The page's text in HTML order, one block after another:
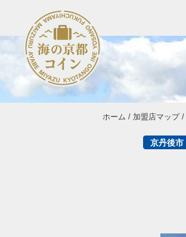
ホーム 加盟店マップ
京丹後市